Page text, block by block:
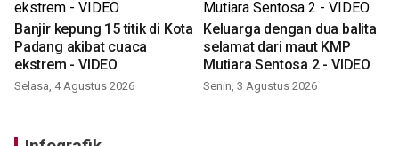
Banjir kepung 15 titik di Kota
Padang akibat cuaca
ekstrem - VIDEO
Selasa, 4 Agustus 2026
Keluarga dengan dua balita
selamat dari maut KMP
Mutiara Sentosa 2 - VIDEO
Senin, 3 Agustus 2026